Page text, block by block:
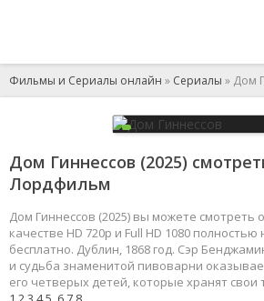
Фильмы и Сериалы онлайн » Сериалы » Дом
Дом Гиннессов (2025)
Лордфильм
Дом Гиннессов (2025) вы можете смотреть
качестве HD 720p и Full HD 1080
бесплатно. Дублин, 1868 год. Сэр
и судьба знаменитой пивоварни
его четверых детей, которые хранят